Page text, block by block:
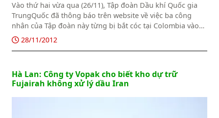
Vào thứ hai vừa qua (26/11), Tập đoàn Dầu khí Quốc gia
TrungQuốc đã thông báo trên website về việc ba công
nhân của Tập đoàn này từng bị bắt cóc tại Colombia vào
năm ngoái đã trở về Bắc Kinh sau khi được thả tự do vào
hôm 22/11 vừa rồi.
28/11/2012
Hà Lan: Công ty Vopak cho biết kho dự trữ
Fujairah không xử lý dầu Iran